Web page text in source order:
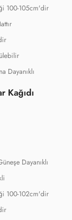
100-105cm'dir
Dayanıklı
Kağıdı
Dayanıklı
100-102cm'dir